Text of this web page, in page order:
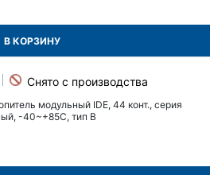
В КОРЗИНУ
модульный IDE, 44 конт., серия
-40~+85C, тип B